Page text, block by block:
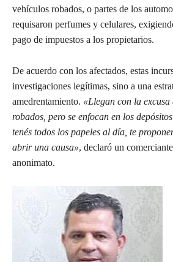
vehículos robados, o partes de los
requisaron perfumes y celulares,
pago de impuestos a los propietarios.
De acuerdo con los afectados, estas
investigaciones legítimas, sino a una
amedrentamiento. «Llegan con la excusa
robados, pero se enfocan en los
tenés todos los papeles al día, te
abrir una causa», declaró un
anonimato.